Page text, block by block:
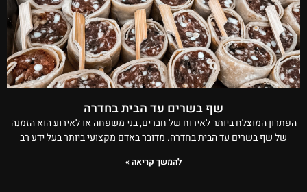
שף בשרים עד הבית בחדרה
הפתרון המוצלח ביותר לאירוח של חברים, בני משפחה או לאירוע הוא הזמנה
של שף בשרים עד הבית בחדרה. מדובר באדם מקצועי ביותר בעל ידע רב
להמשך קריאה »